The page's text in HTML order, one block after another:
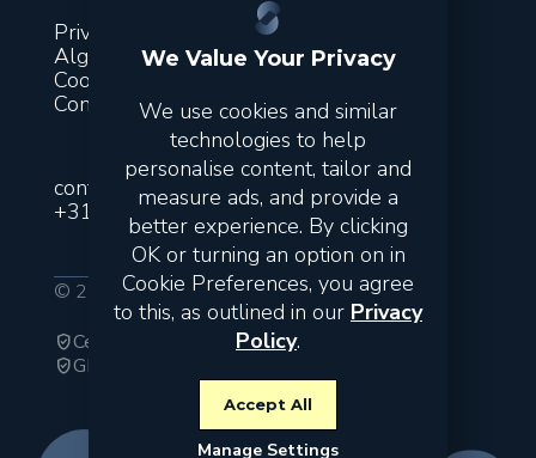
Privacy
Algemene voorwaarden
Cookies
Contact
contact@suitsfinance.com
+31 851 300 243
© 2026 Suits. All rights reserved.
verified_userCertified Public Accountants
verified_userGDPR
We Value Your Privacy
We use cookies and similar
technologies to help
personalise content, tailor and
measure ads, and provide a
better experience. By clicking
OK or turning an option on in
Cookie Preferences, you agree
to this, as outlined in our Privacy
Policy.
Manage Settings
Accept All